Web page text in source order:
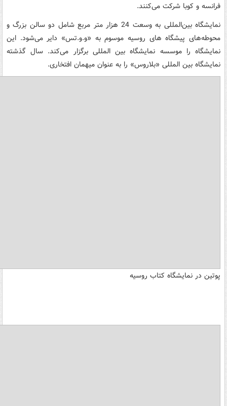
فرانسه و کوبا شرکت می‌کنند.
نمایشگاه بین‌المللی به وسعت 24 هزار متر مربع شامل دو سالن بزرگ و
محوطه‌های پیشگاه های روسیه موسوم به «و.و.تس» دایر می‌شود. این
نمایشگاه را موسسه نمایشگاه بین المللی برگزار می‌کند. سال گذشته
نمایشگاه بین المللی «بلاروس» را به عنوان میهمان افتخاری.
پوتین در نمایشگاه کتاب روسیه